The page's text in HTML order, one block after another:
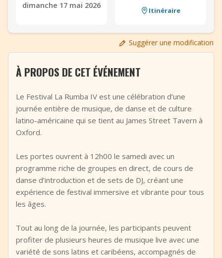
Glossaire
Boutique
dimanche 17 mai 2026
Itinéraire
Suggérer une modification
À PROPOS DE CET ÉVÉNEMENT
Le Festival La Rumba IV est une célébration d’une
journée entière de musique, de danse et de culture
latino-américaine qui se tient au James Street Tavern à
Oxford.
Les portes ouvrent à 12h00 le samedi avec un
programme riche de groupes en direct, de cours de
danse d’introduction et de sets de DJ, créant une
expérience de festival immersive et vibrante pour tous
les âges.
Tout au long de la journée, les participants peuvent
profiter de plusieurs heures de musique live avec une
variété de sons latins et caribéens, accompagnés de